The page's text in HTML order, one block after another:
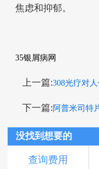
焦虑和抑郁。
35银屑病网
上一篇:308光疗对
下一篇:阿普米司特
没找到想要的
查询费用